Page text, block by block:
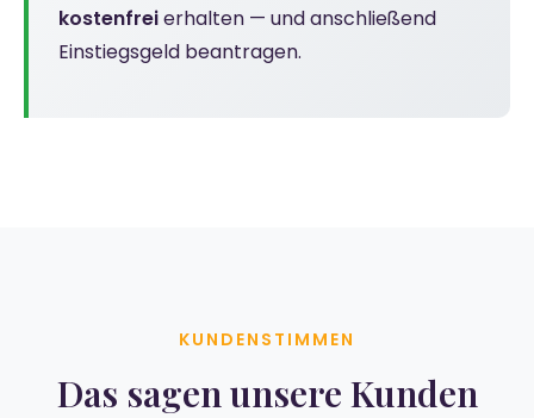
kostenfreierhalten — und anschließend
Einstiegsgeld beantragen.
KUNDENSTIMMEN
Das sagen unsere Kunden